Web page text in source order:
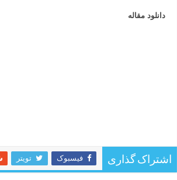
دانلود مقاله
اشتراک گذاری فیسبوک تویتر